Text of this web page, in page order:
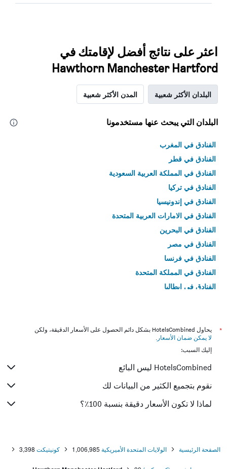
اعثر على نتائج أفضل لإقامتك في
Hawthorn Manchester Hartford
البلدان الأكثر شعبية المدن الأكثر شعبية
البلدان التي يبحث عنها مستخدمونا
الفنادق في المغرب
الفنادق في قطر
الفنادق في المملكة العربية السعودية
الفنادق في تركيا
الفنادق في إندونيسيا
الفنادق في الامارات العربية المتحدة
الفنادق في البحرين
الفنادق في مصر
الفنادق في فرنسا
الفنادق في المملكة المتحدة
الفنادق في إيطاليا
*
يحاول HotelsCombined بشكل دائم الحصول على الأسعار الدقيقة، ولكن
لا يمكن ضمان الأسعار .
إليك السبب:
HotelsCombined ليس البائع
نقوم بتجميع الكثير من البيانات لك
لماذا لا تكون الأسعار دقيقة بنسبة 100٪؟
الصفحة الرئيسية الولايات المتحدة الأميريكية 1,006,985 كونيتيكت 3,398